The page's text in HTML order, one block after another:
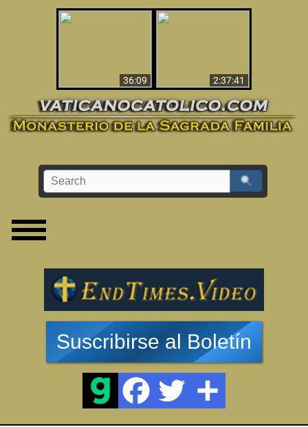
36:09
2:37:41
Suscribirse al Boletín